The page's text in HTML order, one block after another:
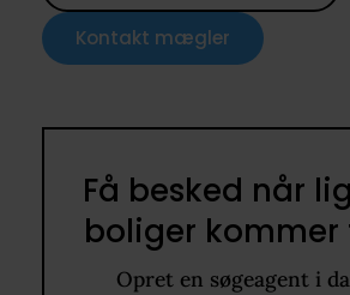
Kontakt mægler
Få besked når
boliger kommer
Opret en søgeagent i